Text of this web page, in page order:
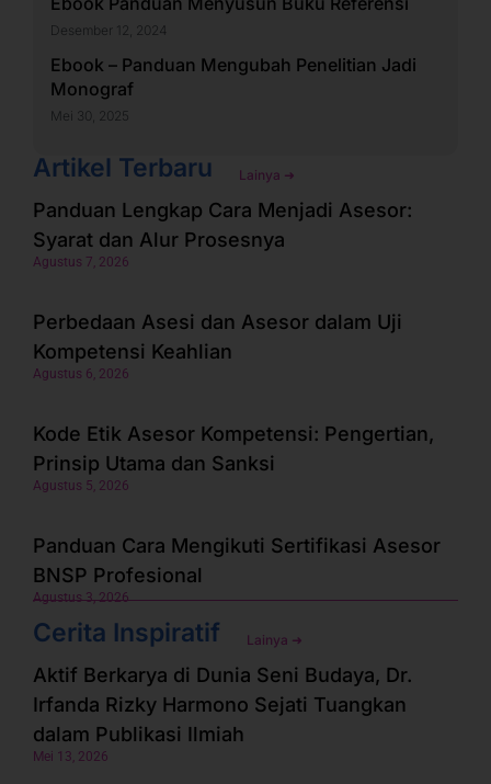
Desember 12, 2024
Ebook – Panduan Mengubah Penelitian Jadi
Monograf
Mei 30, 2025
Artikel Terbaru Lainya ➜
Panduan Lengkap Cara Menjadi Asesor:
Syarat dan Alur Prosesnya
Agustus 7, 2026
Perbedaan Asesi dan Asesor dalam Uji
Kompetensi Keahlian
Agustus 6, 2026
Kode Etik Asesor Kompetensi: Pengertian,
Prinsip Utama dan Sanksi
Agustus 5, 2026
Panduan Cara Mengikuti Sertifikasi Asesor
BNSP Profesional
Agustus 3, 2026
Cerita Inspiratif Lainya ➜
Aktif Berkarya di Dunia Seni Budaya, Dr.
Irfanda Rizky Harmono Sejati Tuangkan
dalam Publikasi Ilmiah
Mei 13, 2026